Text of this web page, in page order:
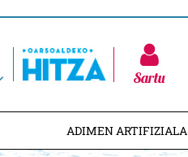
Sartu
ADIMEN ARTIFIZIALA